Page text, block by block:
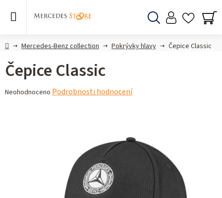
DomůMercedes-Benz collection Pokrývky hlavy Čepice Classic
Čepice Classic
Průměrné
Neohodnoceno Podrobnosti hodnocení